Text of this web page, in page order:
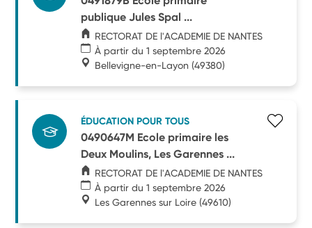
publique Jules Spal ...
RECTORAT DE l'ACADEMIE DE NANTES
À partir du 1 septembre 2026
Bellevigne-en-Layon (49380)
ÉDUCATION POUR TOUS
0490647M Ecole primaire les
Deux Moulins, Les Garennes ...
RECTORAT DE l'ACADEMIE DE NANTES
À partir du 1 septembre 2026
Les Garennes sur Loire (49610)